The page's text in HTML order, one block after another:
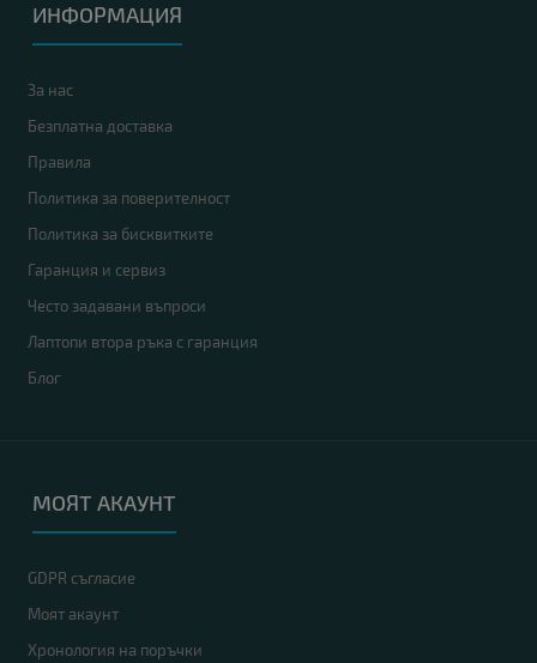
ИНФОРМАЦИЯ
За нас
Безплатна доставка
Правила
Политика за поверителност
Политика за бисквитките
Гаранция и сервиз
Често задавани въпроси
Лаптопи втора ръка с гаранция
Блог
МОЯТ АКАУНТ
GDPR съгласие
Моят акаунт
Хронология на поръчки